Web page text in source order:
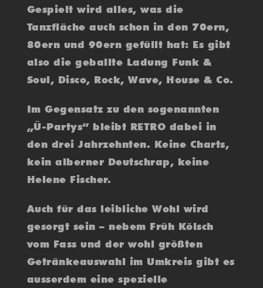
Gespielt wird alles, was die
Tanzfläche auch schon in den 70ern,
80ern und 90ern gefüllt hat: Es gibt
also die geballte Ladung Funk &
Soul, Disco, Rock, Wave, House & Co.
Im Gegensatz zu den sogenannten
„Ü-Partys“ bleibt RETRO dabei in
den drei Jahrzehnten. Keine Charts,
kein alberner Deutschrap, keine
Helene Fischer.
Auch für das leibliche Wohl wird
gesorgt sein – nebem Früh Kölsch
vom Fass und der wohl größten
Getränkeauswahl im Umkreis gibt es
ausserdem eine spezielle